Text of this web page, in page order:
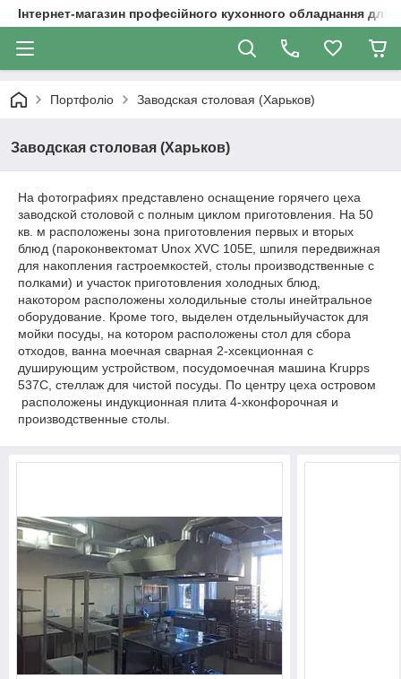
Інтернет-магазин професійного кухонного обладнання
Портфоліо Заводская столовая (Харьков)
Заводская столовая (Харьков)
На фотографиях представлено оснащение горячего цеха
заводской столовой с полным циклом приготовления. На 50
кв. м расположены зона приготовления первых и вторых
блюд (пароконвектомат Unox XVC 105E, шпиля передвижная
для накопления гастроемкостей, столы производственные с
полками) и участок приготовления холодных блюд,
накотором расположены холодильные столы инейтральное
оборудование. Кроме того, выделен отдельныйучасток для
мойки посуды, на котором расположены стол для сбора
отходов, ванна моечная сварная 2-хсекционная с
душирующим устройством, посудомоечная машина Krupps
537C, стеллаж для чистой посуды. По центру цеха островом
расположены индукционная плита 4-хконфорочная и
производственные столы.